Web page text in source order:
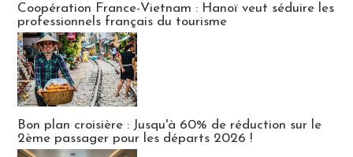
Coopération France-Vietnam : Hanoï veut séduire les
professionnels français du tourisme
Bon plan croisière : Jusqu'à 60% de réduction sur le
2ème passager pour les départs 2026 !